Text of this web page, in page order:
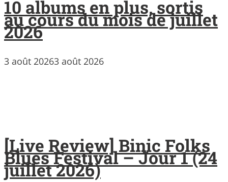
10 albums en plus, sortis
au cours du mois de juillet
2026
3 août 20263 août 2026
[Live Review] Binic Folks
Blues Festival – Jour 1 (24
juillet 2026)